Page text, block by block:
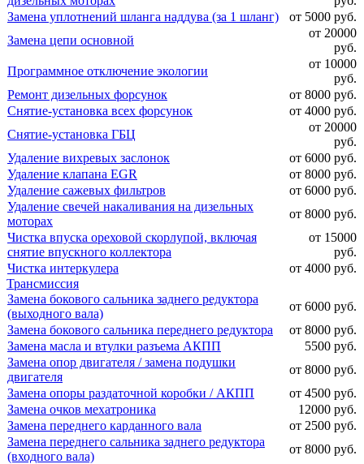
Замена уплотнений шланга наддува (за 1 шланг)
от 5000 руб.
Замена цепи основной
от 20000
руб.
Программное отключение экологии
от 10000
руб.
Ремонт дизельных форсунок
от 8000 руб.
Снятие-установка всех форсунок
от 4000 руб.
Снятие-установка ГБЦ
от 20000
руб.
Удаление вихревых заслонок
от 6000 руб.
Удаление клапана EGR
от 8000 руб.
Удаление сажевых фильтров
от 6000 руб.
Удаление свечей накаливания на дизельных
моторах
от 8000 руб.
Чистка впуска ореховой скорлупой, включая
снятие впускного коллектора
от 15000
руб.
Чистка интеркулера
от 4000 руб.
Трансмиссия
Замена бокового сальника заднего редуктора
(выходного вала)
от 6000 руб.
Замена бокового сальника переднего редуктора
от 8000 руб.
Замена масла и втулки разъема АКПП
5500 руб.
Замена опор двигателя / замена подушки
двигателя
от 8000 руб.
Замена опоры раздаточной коробки / АКПП
от 4500 руб.
Замена очков мехатроника
12000 руб.
Замена переднего карданного вала
от 2500 руб.
Замена переднего сальника заднего редуктора
(входного вала)
от 8000 руб.